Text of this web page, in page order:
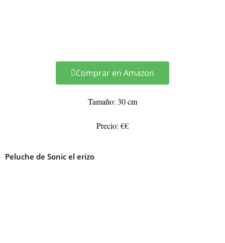
Comprar en Amazon
Tamaño: 30 cm
Precio: €€
Peluche de Sonic el erizo